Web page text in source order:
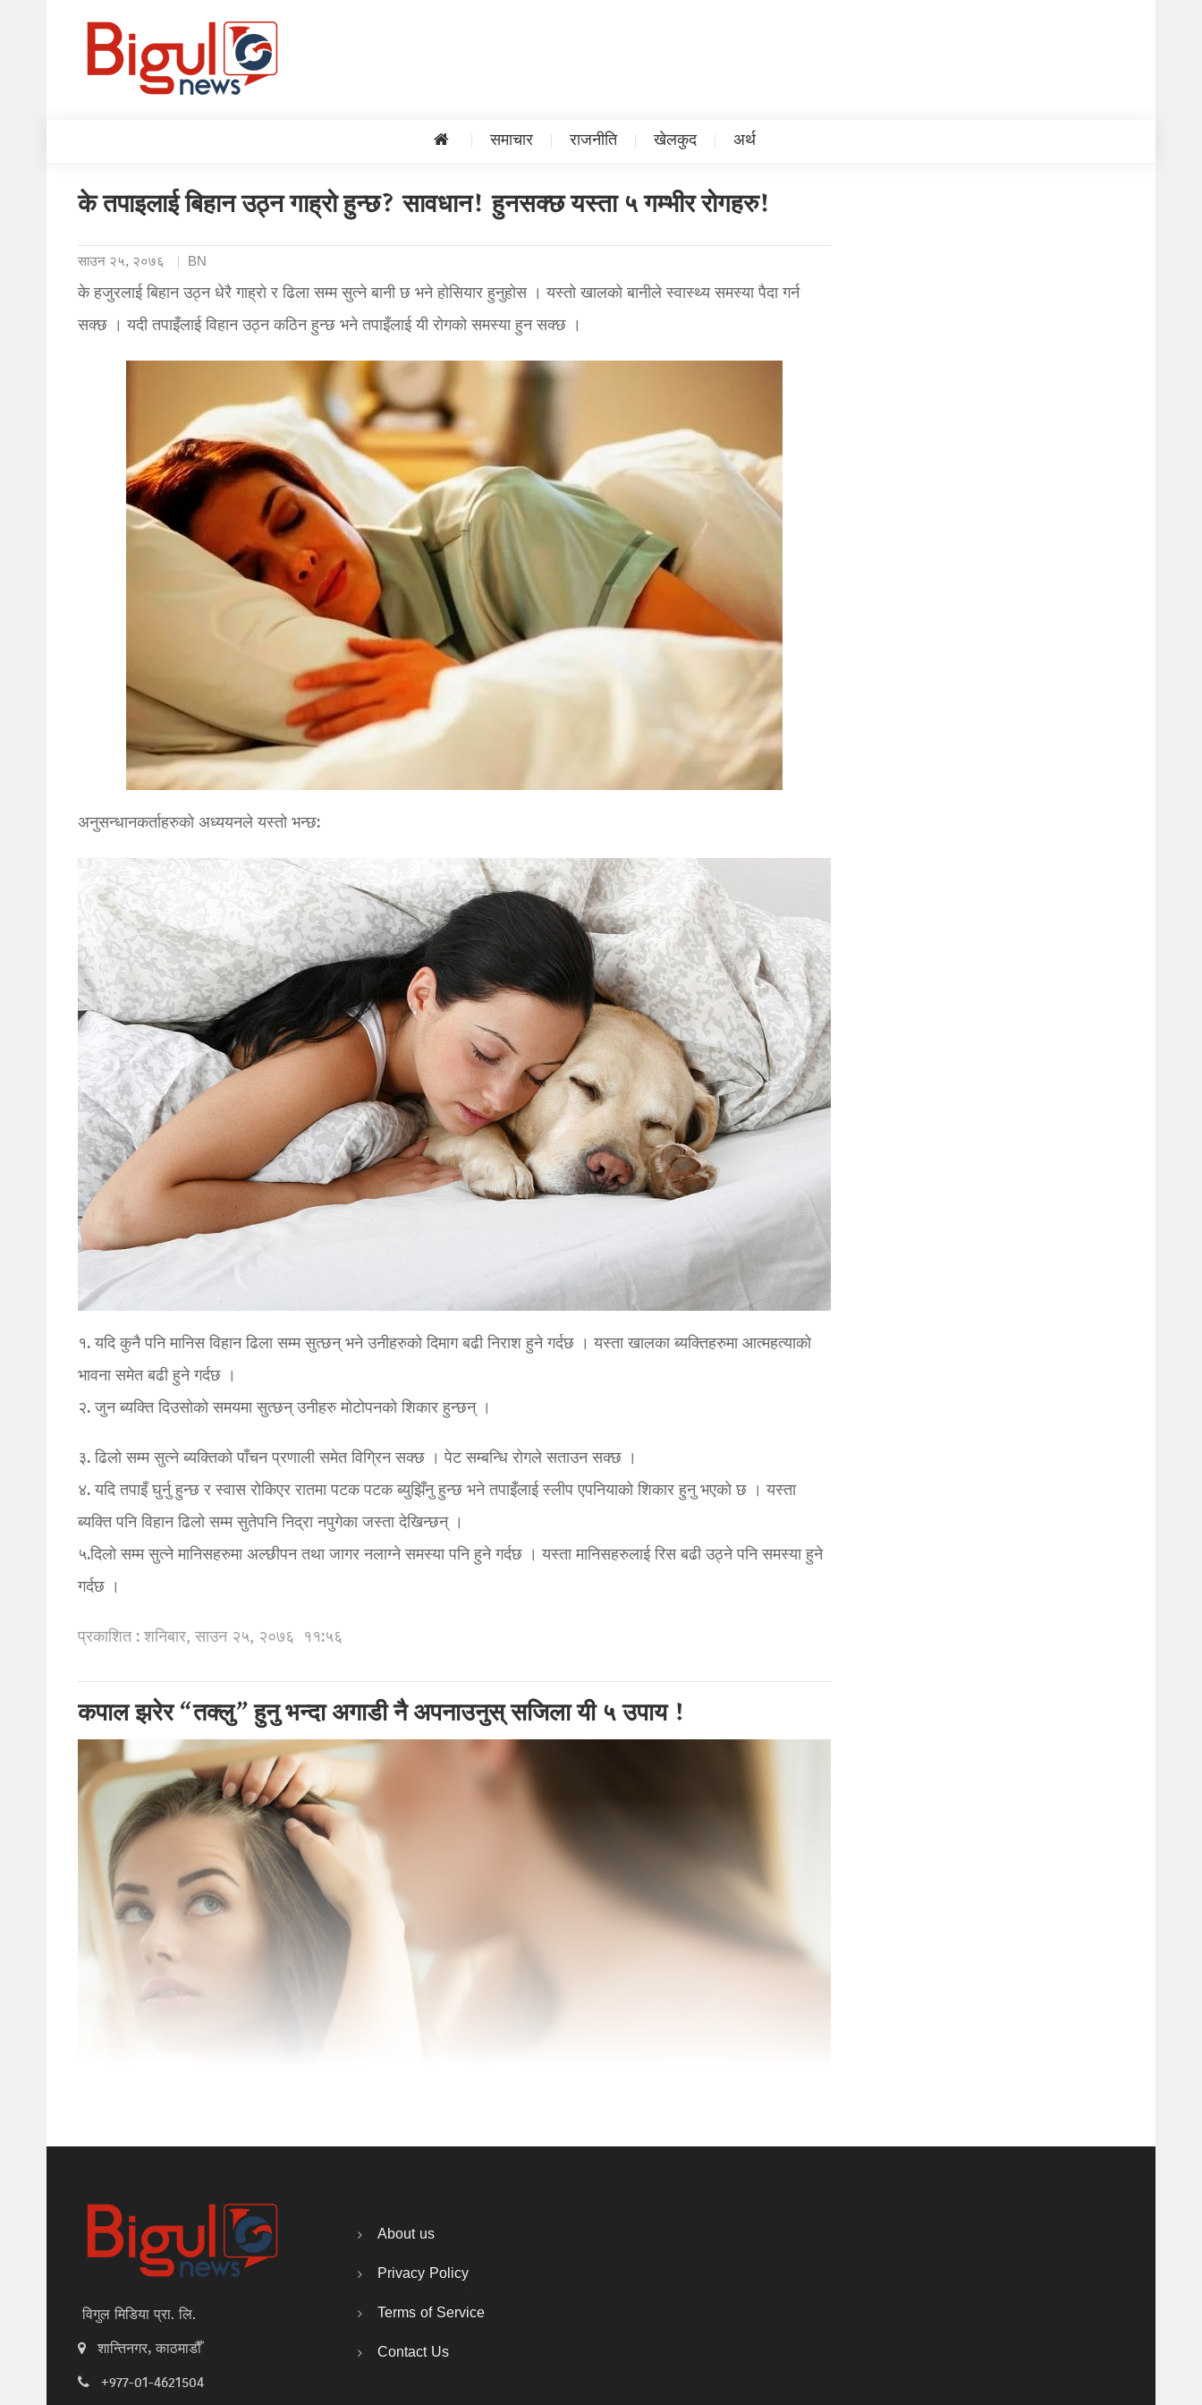
समाचार राजनीति खेलकुद अर्थ
के तपाइलाई बिहान उठ्न गाह्रो हुन्छ? सावधान! हुनसक्छ यस्ता ५ गम्भीर रोगहरु!
साउन २५, २०७६ BN
के हजुरलाई बिहान उठ्न धेरै गाह्रो र ढिला सम्म सुत्ने बानी छ भने होसियार हुनुहोस । यस्तो खालको बानीले स्वास्थ्य समस्या पैदा गर्न
सक्छ । यदी तपाइँलाई विहान उठ्न कठिन हुन्छ भने तपाइँलाई यी रोगको समस्या हुन सक्छ ।
अनुसन्धानकर्ताहरुको अध्ययनले यस्तो भन्छ:
१. यदि कुनै पनि मानिस विहान ढिला सम्म सुत्छन् भने उनीहरुको दिमाग बढी निराश हुने गर्दछ । यस्ता खालका ब्यक्तिहरुमा आत्महत्याको
भावना समेत बढी हुने गर्दछ ।
२. जुन ब्यक्ति दिउसोको समयमा सुत्छन् उनीहरु मोटोपनको शिकार हुन्छन् ।
३. ढिलो सम्म सुत्ने ब्यक्तिको पाँचन प्रणाली समेत विग्रिन सक्छ । पेट सम्बन्धि रोगले सताउन सक्छ ।
४. यदि तपाइँ घुर्नु हुन्छ र स्वास रोकिएर रातमा पटक पटक ब्युझिँनु हुन्छ भने तपाइँलाई स्लीप एपनियाको शिकार हुनु भएको छ । यस्ता
ब्यक्ति पनि विहान ढिलो सम्म सुतेपनि निद्रा नपुगेका जस्ता देखिन्छन् ।
५.दिलो सम्म सुत्ने मानिसहरुमा अल्छीपन तथा जागर नलाग्ने समस्या पनि हुने गर्दछ । यस्ता मानिसहरुलाई रिस बढी उठ्ने पनि समस्या हुने
गर्दछ ।
प्रकाशित : शनिबार, साउन २५, २०७६ ११:५६
कपाल झरेर “तक्लु” हुनु भन्दा अगाडी नै अपनाउनुस् सजिला यी ५ उपाय !
विगुल मिडिया प्रा. लि.
शान्तिनगर, काठमाडौँ
+977-01-4621504
About us
Privacy Policy
Terms of Service
Contact Us